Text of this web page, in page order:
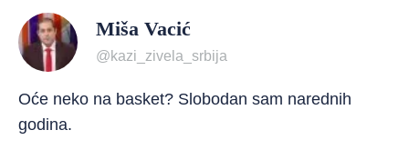
Miša Vacić
@kazi_zivela_srbija
Oće neko na basket? Slobodan sam narednih
godina.